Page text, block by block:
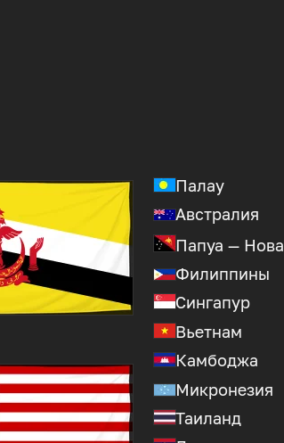
Палау
Австралия
Папуа —
Филиппины
Сингапур
Вьетнам
Камбоджа
Микронезия
Таиланд